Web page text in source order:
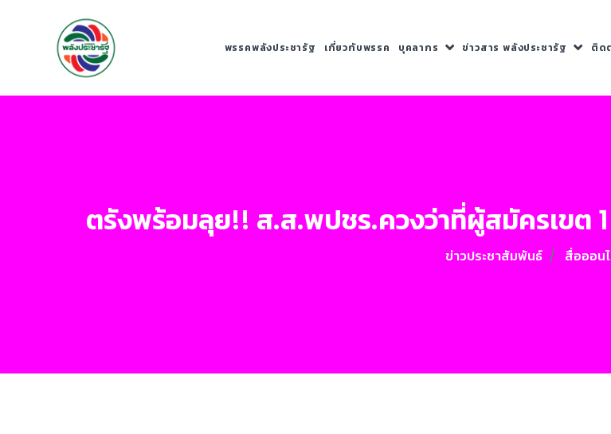
พรรคพลังประชารัฐ เกี่ยวกับพรรค บุคลากร ข่าวสาร พลังประชารัฐ ติด
ตรังพร้อมลุย!! ส.ส.พปชร.ควงว่าที่ผู้สมัครเขต 1
ข่าวประชาสัมพันธ์ สื่อออน